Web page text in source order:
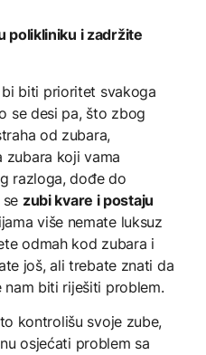
polikliniku i zadržite
biti prioritet svakoga
se desi pa, što zbog
od zubara,
zubara koji vama
razloga, dođe do
zubi kvare i postaju
više nemate luksuz
odmah kod zubara i
još, ali trebate znati da
biti riješiti problem.
kontrolišu svoje zube,
osjećati problem sa